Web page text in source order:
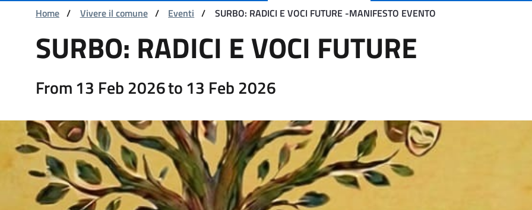
You are:
Home / Vivere il comune / Eventi / SURBO: RADICI E VOCI FUTURE -MANIFESTO EVENTO
SURBO: RADICI E VOCI FUTURE -MANIFESTO
SURBO: RADICI E VOCI FUTURE
From13 Feb 2026to13 Feb 2026